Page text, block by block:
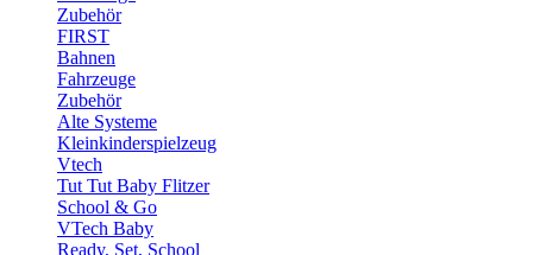
Zubehör
FIRST
Bahnen
Fahrzeuge
Zubehör
Alte Systeme
Kleinkinderspielzeug
Vtech
Tut Tut Baby Flitzer
School & Go
VTech Baby
Ready, Set, School